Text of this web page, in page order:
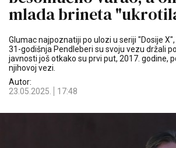
mlada brineta
Glumac najpoznatiji po ulozi u seriji "Dosije
31-godišnja Pendleberi su svoju vezu držali
javnosti još otkako su prvi put, 2017. godine,
njihovoj vezi.
Autor:
23.05.2025.
17:48